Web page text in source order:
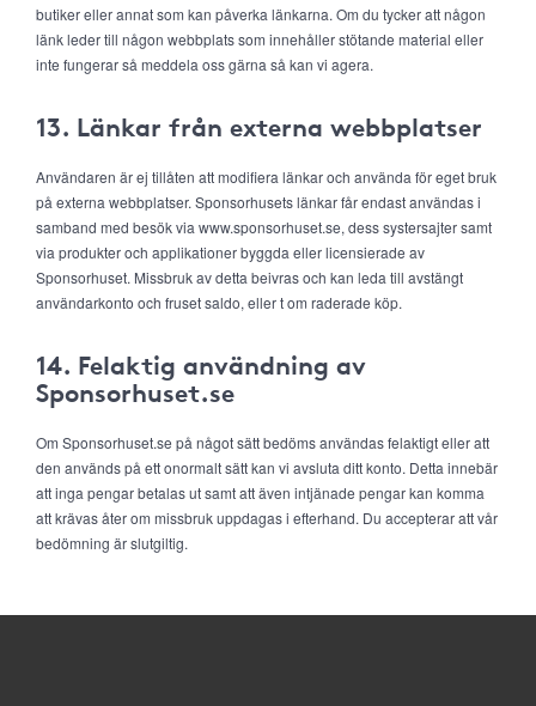
butiker eller annat som kan påverka länkarna. Om du tycker att någon
länk leder till någon webbplats som innehåller stötande material eller
inte fungerar så meddela oss gärna så kan vi agera.
13. Länkar från externa webbplatser
Användaren är ej tillåten att modifiera länkar och använda för eget bruk
på externa webbplatser. Sponsorhusets länkar får endast användas i
samband med besök via www.sponsorhuset.se, dess systersajter samt
via produkter och applikationer byggda eller licensierade av
Sponsorhuset. Missbruk av detta beivras och kan leda till avstängt
användarkonto och fruset saldo, eller t om raderade köp.
14. Felaktig användning av
Sponsorhuset.se
Om Sponsorhuset.se på något sätt bedöms användas felaktigt eller att
den används på ett onormalt sätt kan vi avsluta ditt konto. Detta innebär
att inga pengar betalas ut samt att även intjänade pengar kan komma
att krävas åter om missbruk uppdagas i efterhand. Du accepterar att vår
bedömning är slutgiltig.